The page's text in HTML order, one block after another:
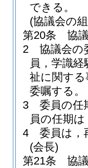
できる。
(協議会の
第20条
協
2
協議会の
員，学識
祉に関す
委嘱する。
3
委員の任
員の任期
4
委員は，
(会長)
第21条
協